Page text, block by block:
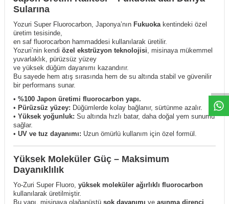
Sularına
Yozuri Super Fluorocarbon, Japonya’nın Fukuoka kentindeki özel
üretim tesisinde,
en saf fluorocarbon hammaddesi kullanılarak üretilir.
Yozuri’nin kendi özel ekstrüzyon teknolojisi , misinaya mükemmel
yuvarlaklık, pürüzsüz yüzey
ve yüksek düğüm dayanımı kazandırır.
Bu sayede hem atış sırasında hem de su altında stabil ve güvenilir
bir performans sunar.
• %100 Japon üretimi fluorocarbon yapı.
• Pürüzsüz yüzey: Düğümlerde kolay bağlanır, sürtünme azalır.
• Yüksek yoğunluk: Su altında hızlı batar, daha doğal yem sunumu
sağlar.
• UV ve tuz dayanımı: Uzun ömürlü kullanım için özel formül.
Yüksek Moleküler Güç – Maksimum
Dayanıklılık
Yo-Zuri Super Fluoro, yüksek moleküler ağırlıklı fluorocarbon
kullanılarak üretilmiştir.
Bu yapı, misinaya olağanüstü şok dayanımı ve aşınma direnci